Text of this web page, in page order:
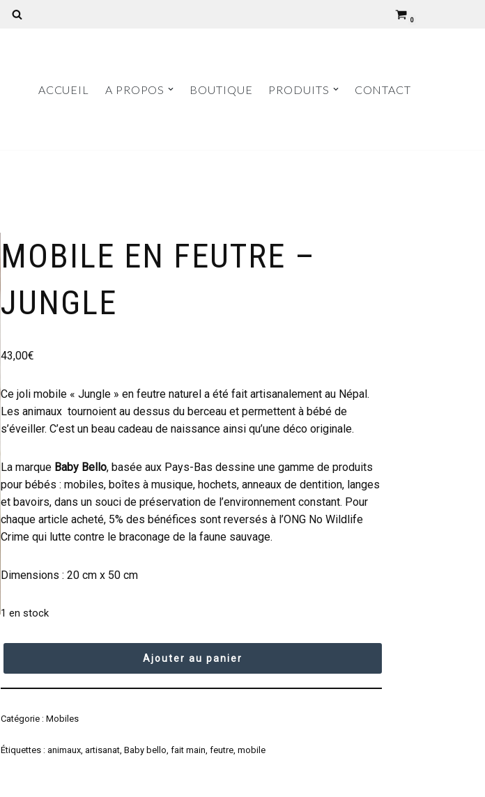
0
ACCUEIL A PROPOS BOUTIQUE PRODUITS CONTACT
MOBILE EN FEUTRE –
JUNGLE
43,00€
Ce joli mobile « Jungle » en feutre naturel a été fait artisanalement au Népal.
Les animaux tournoient au dessus du berceau et permettent à bébé de
s’éveiller. C’est un beau cadeau de naissance ainsi qu’une déco originale.
La marque Baby Bello, basée aux Pays-Bas dessine une gamme de produits
pour bébés : mobiles, boîtes à musique, hochets, anneaux de dentition, langes
et bavoirs, dans un souci de préservation de l’environnement constant. Pour
chaque article acheté, 5% des bénéfices sont reversés à l’ONG No Wildlife
Crime qui lutte contre le braconage de la faune sauvage.
Dimensions : 20 cm x 50 cm
1 en stock
Ajouter au panier
Catégorie :Mobiles
Étiquettes :animaux,artisanat,Baby bello,fait main,feutre,mobile